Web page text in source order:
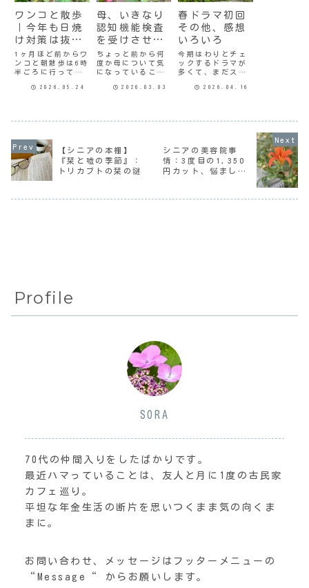
ワンコと散歩
｜今年も日焼
け対策は抜か
りなく
1ヶ月ほど前からワ
ンコと朝散歩は6時
半ごろに行ってい
し暗いしで、陽が
しも強くなる。年
中SPF50のUV下地
を使ってるし帽子
もかぶってるんだ
けど...
2026.05.24
母、いきなり
認知機能検査
を受けさせら
れたらしい
ちょっと前から何
度か母について気
になっていること
た。地域包括支援
と聞いて、次の診
察には同伴しよう
と思っていたの
2026.03.03
春ドラマ初回
その他、感想
いろいろ
今期はわりとチェ
ックするドラマが
多くて、まだスタ
も幾つかあるけ
『宙わたる教室』
のイメージが拭え
ないんだけど。ち
2026.04.16
【シニアの本棚】
『栞と嘘の季節』：
トリカブトの栞の謎
シニアの美容院事
情：3度目の1,350
円カット、悩まし
Profile
SORA
70代の仲間入りをしたばかりです。
最近ハマっていることは、友人と月に1度の古民家
カフェ巡り。
平坦な年金生活の断片を思いつくまま気の向くま
まに。
お問い合わせ、メッセージはフッターメニューの
“Message“ からお願いします。